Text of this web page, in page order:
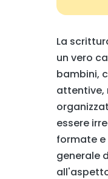
La
un vero
bambini,
attentive,
essere
formate e
generale